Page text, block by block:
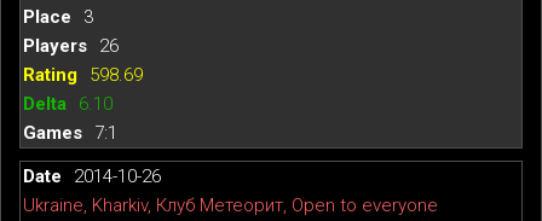
3
26
598.69
6.10
7:1
2014-10-26
Ukraine, Kharkiv, Клуб Метеорит, Open to everyone